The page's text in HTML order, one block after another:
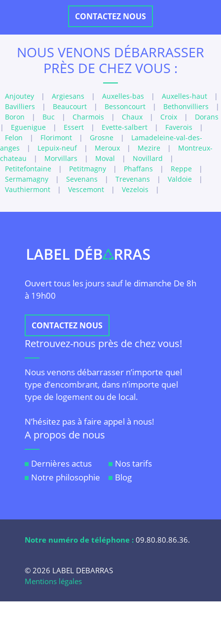
CONTACTEZ NOUS
NOUS VENONS DÉBARRASSER
PRÈS DE CHEZ VOUS :
Anjoutey | Argiesans | Auxelles-bas | Auxelles-haut
|
Bavilliers
| Beaucourt | Bessoncourt | Bethonvilliers
|
Boron
| Buc | Charmois | Chaux | Croix |
Dorans
|
Eguenigue | Essert | Evette-salbert | Faverois
|
Felon
| Florimont | Grosne |
Lamadeleine-val-des-
anges
| Lepuix-neuf | Meroux | Mezire |
Montreux-
chateau
| Morvillars | Moval | Novillard
|
Petitefontaine
| Petitmagny | Phaffans | Reppe
|
Sermamagny
| Sevenans | Trevenans | Valdoie
|
Vauthiermont
| Vescemont | Vezelois |
Ouvert tous les jours sauf le dimanche De 8h
à 19h00
CONTACTEZ NOUS
Retrouvez-nous près de chez vous!
Nous venons débarrasser n’importe quel
type d’encombrant, dans n’importe quel
type de logement ou de local.
N’hésitez pas à faire appel à nous!
A propos de nous
Dernières actus
Notre philosophie
Nos tarifs
Blog
Notre numéro de téléphone : 09.80.80.86.36.
© 2026 LABEL DEBARRAS
Mentions légales